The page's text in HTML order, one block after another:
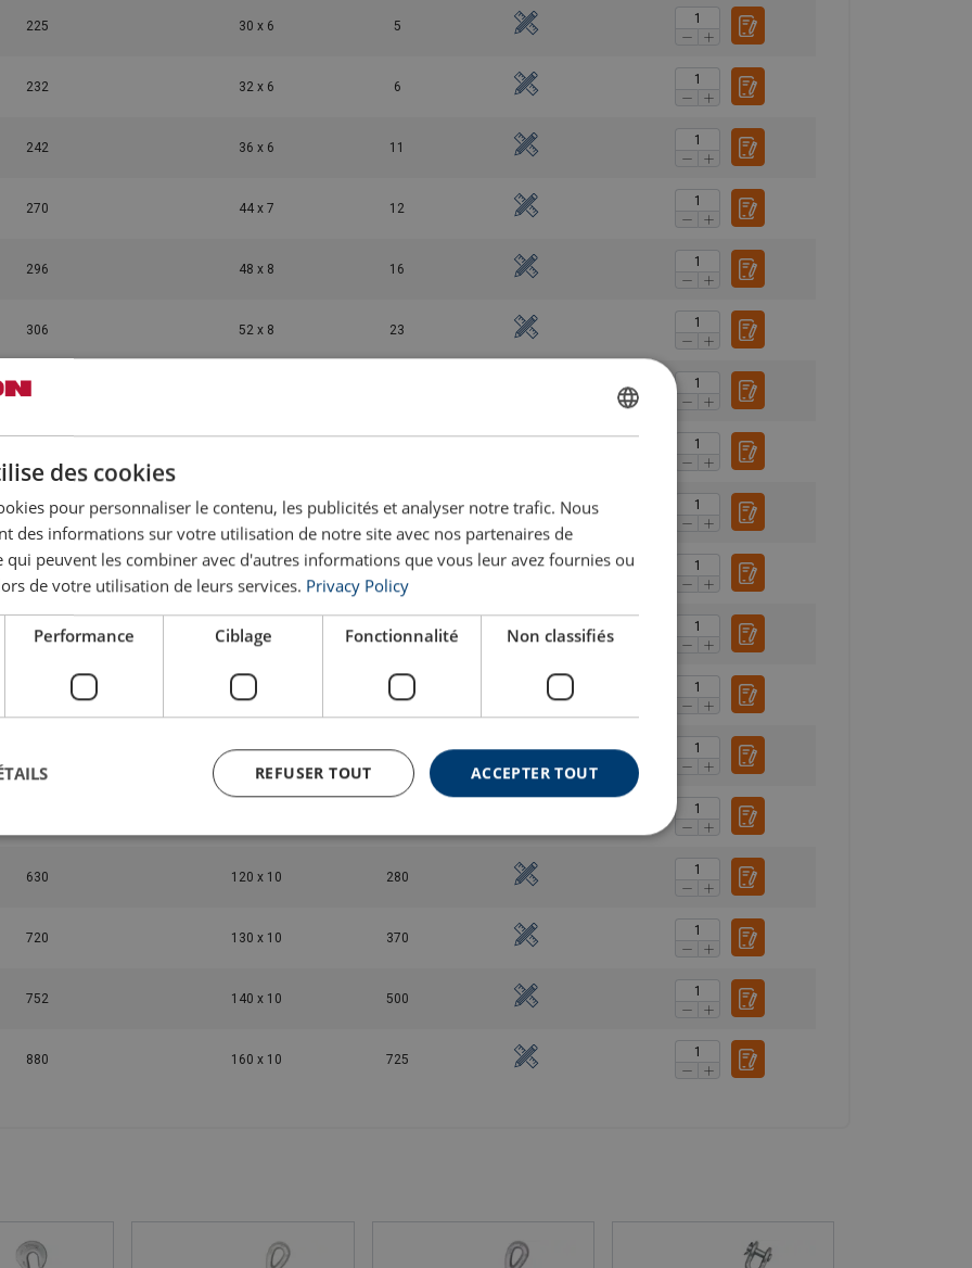
225 30 x 6 5
232 32 x 6 6
242 36 x 6 11
270 44 x 7 12
296 48 x 8 16
306 52 x 8 23
380 70 x 10 69
402
438 80 x 10 78
90 x 10 136
100 x 10 160
630 120 x 10 280
720 130 x 10 370
752 140 x 10 500
880 160 x 10 725
des cookies
pour personnaliser le contenu, les publicités et analyser notre trafic. Nous
des informations sur votre utilisation de notre site avec nos partenaires de
qui peuvent les combiner avec d'autres informations que vous leur avez fournies ou
de votre utilisation de leurs services. Privacy Policy
Performance Ciblage Fonctionnalité Non classifiés
ACCEPTER TOUT
REFUSER TOUT